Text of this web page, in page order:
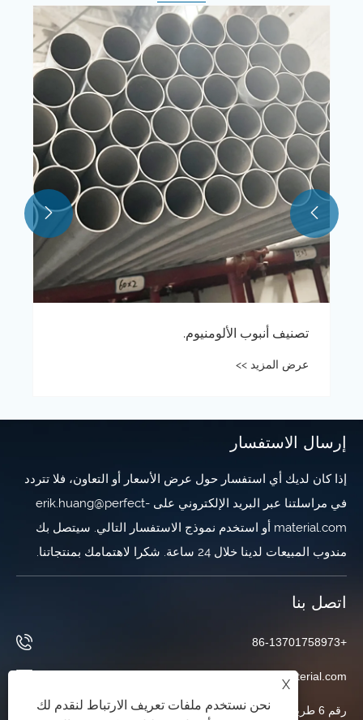
وقف إطلاق النار بين الولايات المتحدة وإيران
يخفف التوترات، وانخفاض أسعار الألومنيوم
عرض المزيد >>


إرسال الاستفسار
إذا كان لديك أي استفسار حول عرض الأسعار أو التعاون، فلا تتردد
في مراسلتنا عبر البريد الإلكتروني على erik.huang@perfect-
material.com أو استخدم نموذج الاستفسار التالي. سيتصل بك
مندوب المبيعات لدينا خلال 24 ساعة. شكرا لاهتمامك بمنتجاتنا.
اتصل بنا
+86-13701758973
erik.huang@perfect-material.com
رقم 6 طريق ونتشوان، حي باوشان، شنغهاي، الصين
X
نحن نستخدم ملفات تعريف الارتباط لنقدم لك